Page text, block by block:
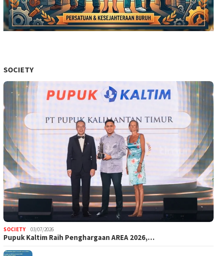
SOCIETY
SOCIETY 03/07/2026
Pupuk Kaltim Raih Penghargaan AREA 2026,…